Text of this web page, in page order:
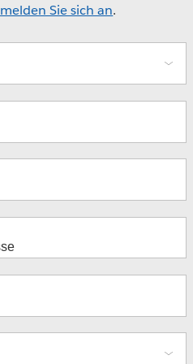
melden Sie sich an.